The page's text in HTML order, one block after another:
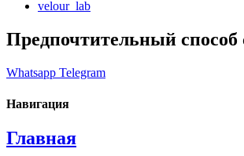
velour_lab
Предпочтительный способ
Whatsapp Telegram
Навигация
Главная